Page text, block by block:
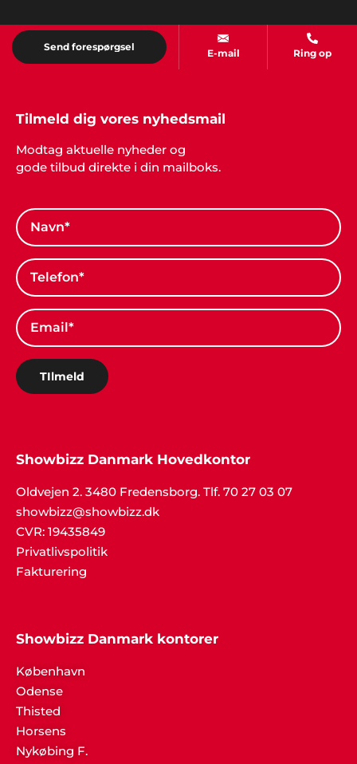
Kirsten og Kristoffer, Middelfart
"Vil man have et perfekt afviklet arrangement, så
professionel til råds. Vi forhørte os hos Showbizz
Danmark, som tog telefonen, svarede på vores
afviklede et helt igennem perfekt arrangement for
både børn og voksne. Sådan skal det gøres. Stor
"Alt klappede bare. Fedt band og masser af
Mona og Ejnar Schiødt
"Vi bliver konstant mindet om den dejlige fest vi
det var jo nemt. Tusind tak for hjælp".
Send forespørgsel
E-mail Ring op
Tilmeld dig vores nyhedsmail
Modtag aktuelle nyheder og
gode tilbud direkte i din mailboks.
TIlmeld
Showbizz Danmark Hovedkontor
Oldvejen 2. 3480 Fredensborg. Tlf. 70 27 03 07
showbizz@showbizz.dk
CVR: 19435849
Privatlivspolitik
Fakturering
Showbizz Danmark kontorer
København
Odense
Thisted
Horsens
Nykøbing F.